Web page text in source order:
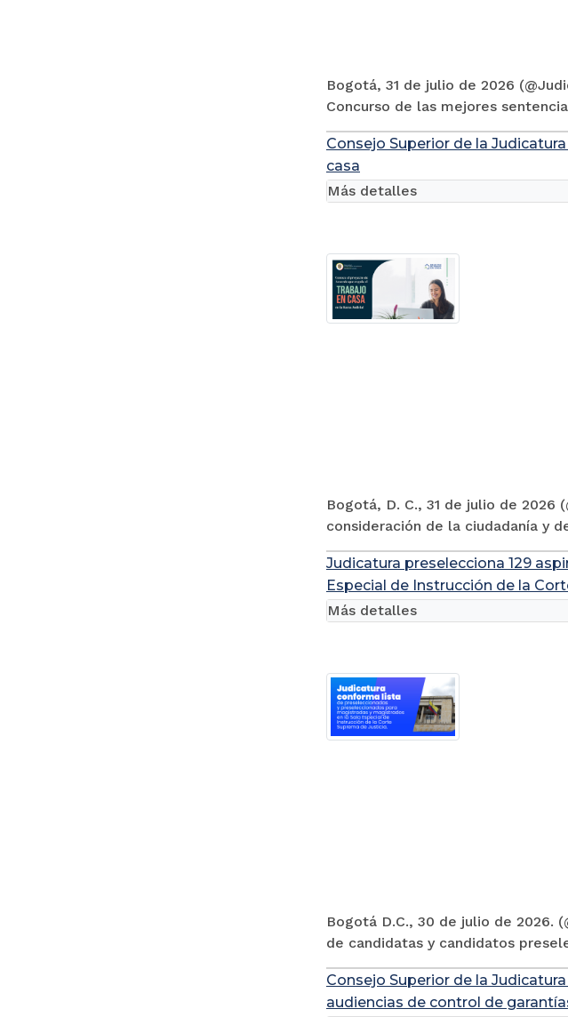
Bogotá, 31 de julio de 2026
Concurso de las mejores
Consejo Superior de la
casa
Bogotá, D. C., 31 de julio de 2026
consideración de la ciudadanía y
Más detalles
Judicatura preselecciona 129
Especial de Instrucción de la
Bogotá D.C., 30 de julio de 2026.
de candidatas y candidatos
Más detalles
Consejo Superior de la
audiencias de control de